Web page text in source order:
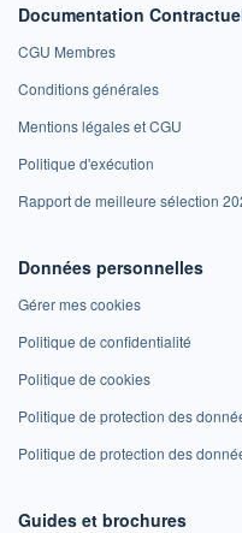
Documentation
CGU Membres
Conditions générales
Mentions légales et CGU
Politique d'exécution
Rapport de meilleure sélection
Données personnelles
Gérer mes cookies
Politique de confidentialité
Politique de cookies
Politique de protection des
Politique de protection des
Guides et brochures